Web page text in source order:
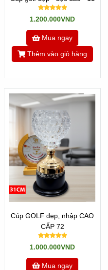
1.200.000VND
Mua ngay
Thêm vào giỏ hàng
Cúp GOLF đẹp, nhập CAO
CẤP 72
1.000.000VND
Mua ngay